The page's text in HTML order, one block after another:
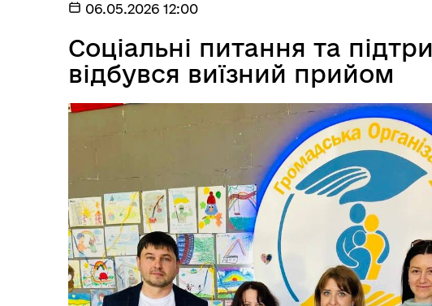
06.05.2026 12:00
Соціальні питання та
відбувся виїзний прийом